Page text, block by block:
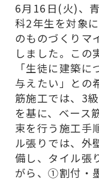
6月16日(火)、
科2年生を対象
のものづくりマ
しました。この
「生徒に建築
与えたい」との
筋施工では、3
を基に、ベース
束を行う施工手
ル張りでは、外
備し、タイル張
がら、①割付・